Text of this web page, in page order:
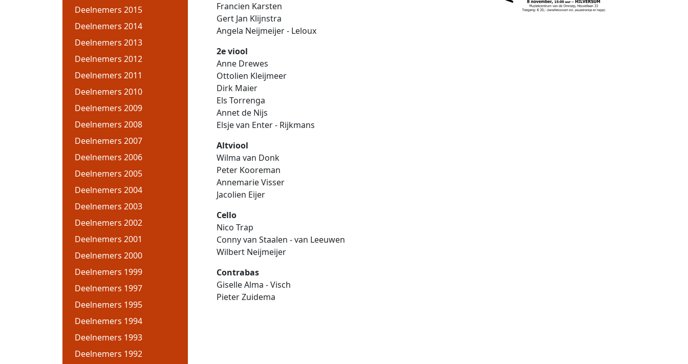
Deelnemers 2015
Deelnemers 2014
Deelnemers 2013
Deelnemers 2012
Deelnemers 2011
Deelnemers 2010
Deelnemers 2009
Deelnemers 2008
Deelnemers 2007
Deelnemers 2006
Deelnemers 2005
Deelnemers 2004
Deelnemers 2003
Deelnemers 2002
Deelnemers 2001
Deelnemers 2000
Deelnemers 1999
Deelnemers 1997
Deelnemers 1995
Deelnemers 1994
Deelnemers 1993
Deelnemers 1992
Francien Karsten
Gert Jan Klijnstra
Angela Neijmeijer - Leloux
2e viool
Anne Drewes
Ottolien Kleijmeer
Dirk Maier
Els Torrenga
Annet de Nijs
Elsje van Enter - Rijkmans
Altviool
Wilma van Donk
Peter Kooreman
Annemarie Visser
Jacolien Eijer
Cello
Nico Trap
Conny van Staalen - van Leeuwen
Wilbert Neijmeijer
Contrabas
Giselle Alma - Visch
Pieter Zuidema